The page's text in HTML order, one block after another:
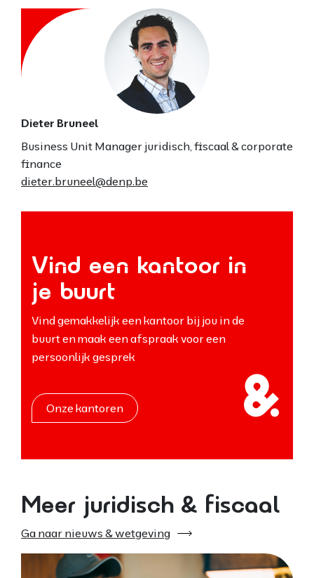
Dieter Bruneel
Business Unit Manager juridisch, fiscaal & corporate
finance
dieter.bruneel@denp.be
Vind een kantoor in
je buurt
Vind gemakkelijk een kantoor bij jou in de
buurt en maak een afspraak voor een
persoonlijk gesprek
Onze kantoren
Meer juridisch & fiscaal
Ga naar nieuws & wetgeving